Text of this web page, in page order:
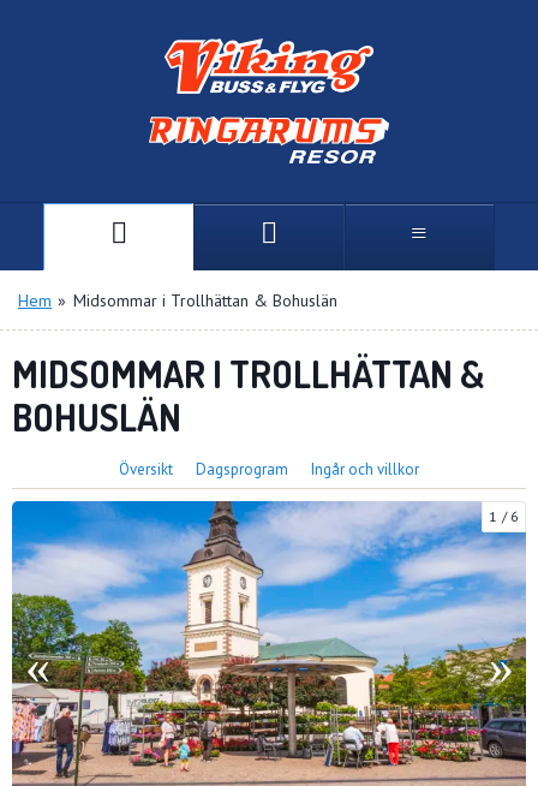
Hem » Midsommar i Trollhättan & Bohuslän
MIDSOMMAR I TROLLHÄTTAN &
BOHUSLÄN
Översikt Dagsprogram Ingår och villkor
1 6